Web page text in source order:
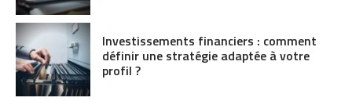
Investissements financiers : comment
définir une stratégie adaptée à votre
profil ?